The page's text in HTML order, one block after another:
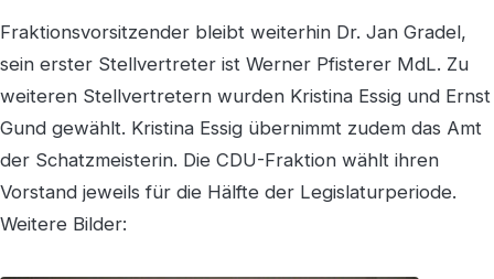
Fraktionsvorsitzender bleibt weiterhin Dr. Jan Gradel,
sein erster Stellvertreter ist Werner Pfisterer MdL. Zu
weiteren Stellvertretern wurden Kristina Essig und Ernst
Gund gewählt. Kristina Essig übernimmt zudem das Amt
der Schatzmeisterin. Die CDU-Fraktion wählt ihren
Vorstand jeweils für die Hälfte der Legislaturperiode.
Weitere Bilder: